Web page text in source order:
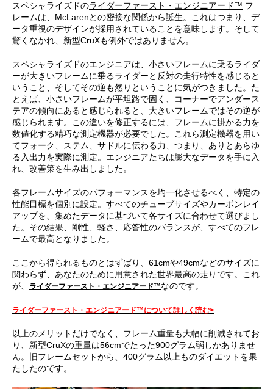
スペシャライズドのライダーファースト・エンジニアード™ フ
レームは、McLarenとの密接な関係から誕生。これはつまり、デ
ータ重視のデザインが採用されていることを意味します。そして
驚くなかれ、新型CruXも例外ではありません。
スペシャライズドのエンジニアは、小さいフレームに乗るライダ
ーが大きいフレームに乗るライダーと反対の走行特性を感じると
いうこと、そしてその逆も然りということに気がつきました。た
とえば、小さいフレームが平坦路で固く、コーナーでアンダース
テアの傾向にあると感じられると、大きいフレームではその逆が
感じられます。この違いを修正するには、フレームに掛かる力を
数値化する精巧な測定機器が必要でした。これら測定機器を用い
てフォーク、ステム、サドルに伝わる力、つまり、ありとあらゆ
る入出力を実際に測定。エンジニアたちは膨大なデータを手に入
れ、改善策を生み出しました。
各フレームサイズのパフォーマンスを均一化させるべく、特定の
性能目標を個別に設定。すべてのチューブサイズやカーボンレイ
アップを、集めたデータに基づいて各サイズに合わせて選びまし
た。その結果、剛性、軽さ、応答性のバランスが、すべてのフレ
ームで最高となりました。
ここから得られるものとはずばり、61cmや49cmなどのサイズに
関わらず、あなたのために用意された世界最高の走りです。これ
が、
ライダーファースト・エンジニアード™なのです。
ライダーファースト・エンジニアード™について詳しく読む>
以上のメリットだけでなく、フレーム重量も大幅に削減されてお
り、新型CruXの重量は56cmでたった900グラム弱しかありませ
ん。旧フレームセットから、400グラム以上ものダイエットを果
たしたのです。